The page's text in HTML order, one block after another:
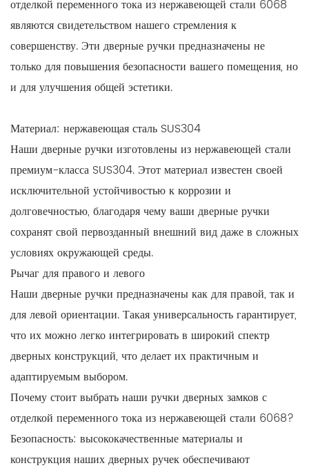
отделкой переменного тока из нержавеющей стали 6068
являются свидетельством нашего стремления к
совершенству. Эти дверные ручки предназначены не
только для повышения безопасности вашего помещения, но
и для улучшения общей эстетики.
Материал: нержавеющая сталь SUS304
Наши дверные ручки изготовлены из нержавеющей стали
премиум-класса SUS304. Этот материал известен своей
исключительной устойчивостью к коррозии и
долговечностью, благодаря чему ваши дверные ручки
сохранят свой первозданный внешний вид даже в сложных
условиях окружающей среды.
Рычаг для правого и левого
Наши дверные ручки предназначены как для правой, так и
для левой ориентации. Такая универсальность гарантирует,
что их можно легко интегрировать в широкий спектр
дверных конструкций, что делает их практичным и
адаптируемым выбором.
Почему стоит выбрать наши ручки дверных замков с
отделкой переменного тока из нержавеющей стали 6068?
Безопасность: высококачественные материалы и
конструкция наших дверных ручек обеспечивают